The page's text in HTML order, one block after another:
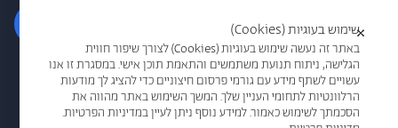
שימוש בעוגיות (Cookies)
באתר זה נעשה שימוש בעוגיות (Cookies) לצורך שיפור חווית
הגלישה, ניתוח תנועת משתמשים והתאמת תוכן אישי. במסגרת זו אנו
עשויים לשתף מידע עם גורמי פרסום חיצוניים כדי להציג לך מודעות
הרלוונטיות לתחומי העניין שלך. המשך השימוש באתר מהווה את
הסכמתך לשימוש כאמור. למידע נוסף ניתן לעיין במדיניות הפרטיות.
×
תקנון אתר
תקנון מבצעים
ביטול הזמנה
עמינח מדיק
אמריקן קומפורט
עמינח משווקים
אני מאשר/ת קבלת דיוור ו/או מידע פרסומי בדוא"ל/או במסרונים מרשת
עמינח